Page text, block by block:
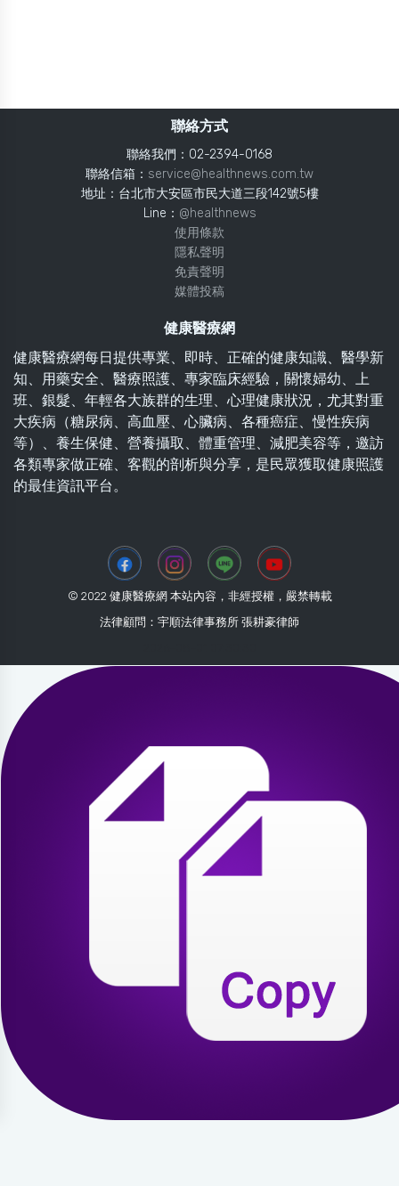
聯絡方式
聯絡我們：02-2394-0168
聯絡信箱： service@healthnews.com.tw
地址：台北市大安區市民大道三段142號5樓
Line： @healthnews
使用條款
隱私聲明
免責聲明
媒體投稿
健康醫療網
健康醫療網每日提供專業、即時、正確的健康知識、醫學新
知、用藥安全、醫療照護、專家臨床經驗，關懷婦幼、上
班、銀髮、年輕各大族群的生理、心理健康狀況，尤其對重
大疾病（糖尿病、高血壓、心臟病、各種癌症、慢性疾病
等）、養生保健、營養攝取、體重管理、減肥美容等，邀訪
各類專家做正確、客觀的剖析與分享，是民眾獲取健康照護
的最佳資訊平台。
© 2022 健康醫療網 本站內容，非經授權，嚴禁轉載
法律顧問：宇順法律事務所 張耕豪律師